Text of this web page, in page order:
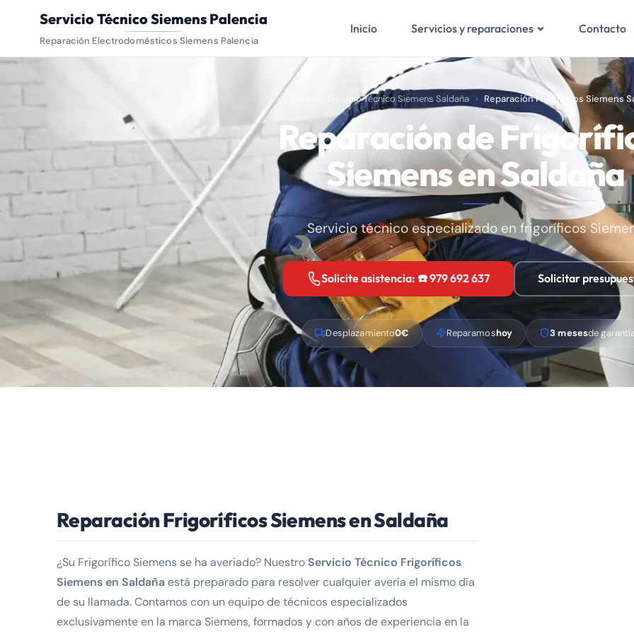
Servicio Técnico Siemens Palencia
Reparación Electrodomésticos Siemens Palencia
Inicio Servicios y reparaciones Contacto
Servicio Técnico Siemens Saldaña Reparación Frigoríficos Siemens
Reparación de
Siemens en Saldaña
Servicio técnico especializado en frigoríficos
Solicite asistencia: ☎️ 979 692 637 Solicitar
Desplazamiento0€ Reparamoshoy 3 mesesde
Reparación Frigoríficos Siemens en Saldaña
¿Su Frigorífico Siemens se ha averiado? Nuestro Servicio Técnico Frigoríficos
Siemens en Saldañaestá preparado para resolver cualquier avería el mismo día
de su llamada. Contamos con un equipo de técnicos especializados
exclusivamente en la marca Siemens, formados y con años de experiencia en la